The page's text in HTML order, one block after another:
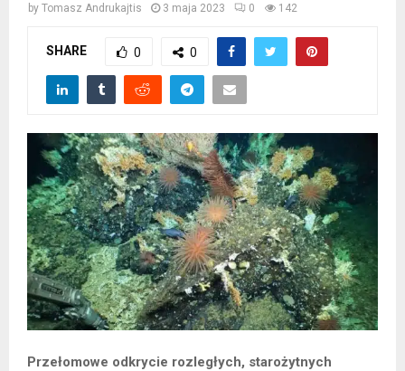
by Tomasz Andrukajtis 3 maja 2023 0 142
SHARE 0 0
Przełomowe odkrycie rozległych, starożytnych